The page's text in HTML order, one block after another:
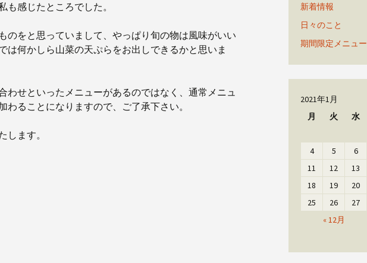
も感じたところでした。
のをと思っていまして、やっぱり旬の物は風味がいい
は何かしら山菜の天ぷらをお出しできるかと思いま
わせといったメニューがあるのではなく、通常メニュ
わることになりますので、ご了承下さい。
します。
新着情報
日々のこと
期間限定メニュー
2021年1月
月
火 水
« 12月
4
5 6
11
12 13
18
19 20
25
26 27